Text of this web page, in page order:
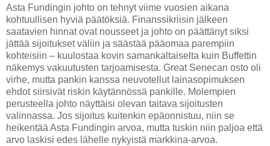
Asta Fundingin johto on tehnyt viime vuosien aikana
kohtuullisen hyviä päätöksiä. Finanssikriisin jälkeen
saatavien hinnat ovat nousseet ja johto on päättänyt siksi
jättää sijoitukset väliin ja säästää pääomaa parempiin
kohteisiin – kuulostaa kovin samankaltaiselta kuin Buffettin
näkemys vakuutusten tarjoamisesta. Great Senecan osto oli
virhe, mutta pankin kanssa neuvotellut lainasopimuksen
ehdot siirsivät riskin käytännössä pankille. Molempien
perusteella johto näyttäisi olevan taitava sijoitusten
valinnassa. Jos sijoitus kuitenkin epäonnistuu, niin se
heikentää Asta Fundingin arvoa, mutta tuskin niin paljoa että
arvo laskisi edes lähelle nykyistä markkina-arvoa.